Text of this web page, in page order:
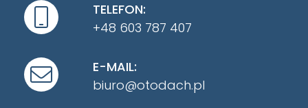
TELEFON:
+48 603 787 407
E-MAIL:
biuro@otodach.pl